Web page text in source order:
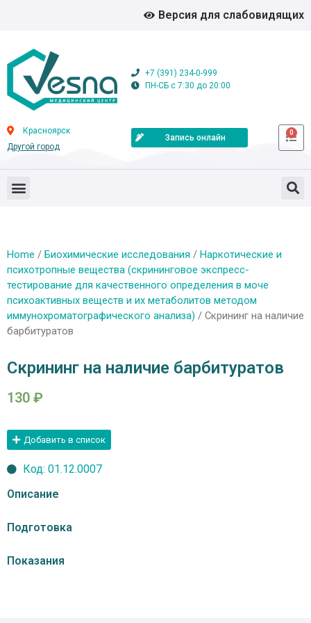
Версия для слабовидящих
+7 (391) 234-0-999
ПН-СБ с 7:30 до 20:00
Красноярск
Другой город
Запись онлайн
0
Home / Биохимические исследования / Наркотические и
психотропные вещества (скрининговое экспресс-
тестирование для качественного определения в моче
психоактивных веществ и их метаболитов методом
иммунохроматографического анализа) / Скрининг на наличие
барбитуратов
Скрининг на наличие барбитуратов
130 ₽
Добавить в список
Код: 01.12.0007
Описание
Подготовка
Показания